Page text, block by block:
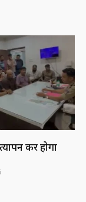
कर होगा